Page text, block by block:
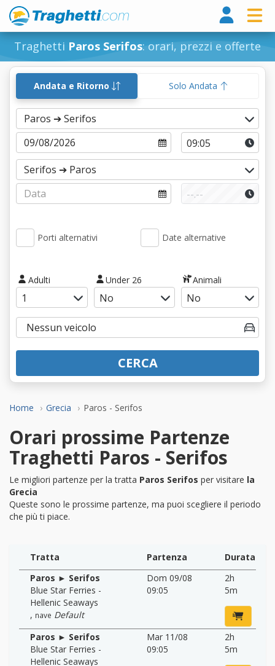
Traghetti Paros Serifos: orari, prezzi e offerte
Home Grecia Paros - Serifos
Andata e Ritorno Solo Andata
Porti alternativi Date alternative
Adulti Under 26 Animali
CERCA
Orari prossime Partenze
Traghetti Paros - Serifos
Le migliori partenze per la tratta Paros Serifos per visitare la
Grecia
Queste sono le prossime partenze, ma puoi scegliere il periodo
che più ti piace.
Tratta Partenza
Durata
Paros ► Serifos
Blue Star Ferries -
Hellenic Seaways
, nave Default
Dom 09/08
09:05
2h
5m
Paros ► Serifos
Blue Star Ferries -
Hellenic Seaways
Mar 11/08
09:05
2h
5m